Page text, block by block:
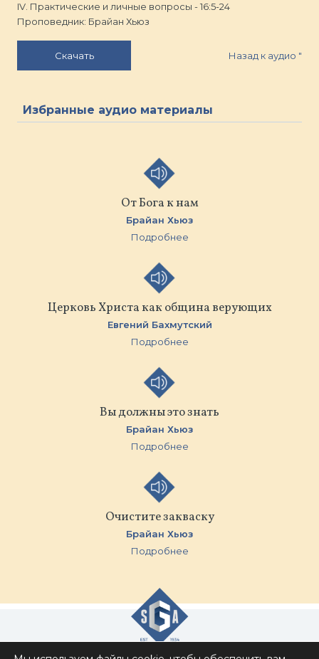
IV. Практические и личные вопросы - 16:5-24
Проповедник: Брайан Хьюз
Скачать Назад к аудио "
Избранные аудио материалы
От Бога к нам
Брайан Хьюз
Подробнее
Церковь Христа как община верующих
Евгений Бахмутский
Подробнее
Вы должны это знать
Брайан Хьюз
Подробнее
Очистите закваску
Брайан Хьюз
Подробнее